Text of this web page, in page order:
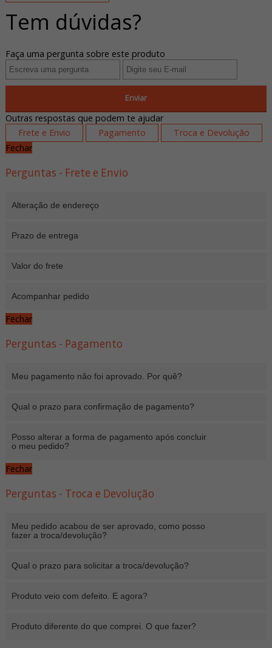
Tem dúvidas?
Faça uma pergunta sobre este produto
Enviar
Outras respostas que podem te ajudar
Frete e Envio
Pagamento
Troca e Devolução
Fechar
Perguntas - Frete e Envio
Alteração de endereço
Prazo de entrega
Valor do frete
Acompanhar pedido
Fechar
Perguntas - Pagamento
Meu pagamento não foi aprovado. Por quê?
Qual o prazo para confirmação de pagamento?
Posso alterar a forma de pagamento após concluir
o meu pedido?
Fechar
Perguntas - Troca e Devolução
Meu pedido acabou de ser aprovado, como posso
fazer a troca/devolução?
Qual o prazo para solicitar a troca/devolução?
Produto veio com defeito. E agora?
Produto diferente do que comprei. O que fazer?